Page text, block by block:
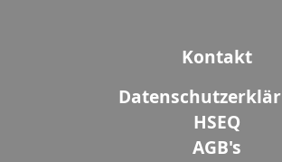
Kontakt
HSEQ
AGB's